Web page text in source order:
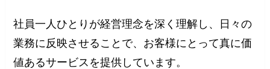
社員一人ひとりが経営理念を深く理解し、日々の
業務に反映させることで、お客様にとって真に価
値あるサービスを提供しています。